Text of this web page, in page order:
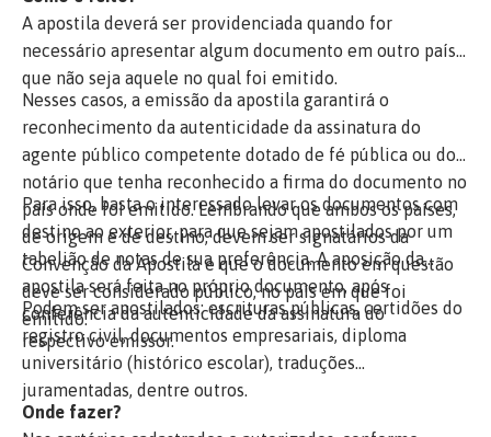
A apostila deverá ser providenciada quando for
necessário apresentar algum documento em outro país
que não seja aquele no qual foi emitido.
Nesses casos, a emissão da apostila garantirá o
reconhecimento da autenticidade da assinatura do
agente público competente dotado de fé pública ou do
notário que tenha reconhecido a firma do documento no
país onde foi emitido. Lembrando que ambos os países,
de origem e de destino, devem ser signatários da
Convenção da Apostila e que o documento em questão
deve ser considerado público, no país em que foi
emitido.
Para isso, basta o interessado levar os documentos com
destino ao exterior, para que sejam apostilados por um
tabelião de notas de sua preferência. A aposição da
apostila será feita no próprio documento, após
conferência da autenticidade da assinatura do
respectivo emissor.
Podem ser apostilados: escrituras públicas, certidões do
registro civil, documentos empresariais, diploma
universitário (histórico escolar), traduções
juramentadas, dentre outros.
Onde fazer?